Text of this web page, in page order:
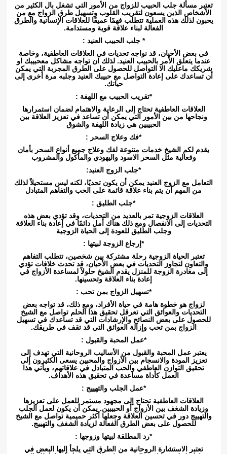
تعتبر مسألة جلب الحبيب للزواج من الأمور التي تشغل بال الكثير من
الأشخاص الذين يسعون لتقريب القلوب وتسهيل طرق الزواج مع من
يحبون لذلك هذه العملية تتطلب فهمًا عميقًا للعلاقات الإنسانية والطرق
الفعالة لبناء علاقة قوية ومستدامة.
* جلب الحبيب العنيد :
في بعض الأحيان، قد نواجه تحديات في العلاقات العاطفية، وخاصة
عندما يتعلق الأمر بالحبيب العنيد. لذلك ان تواجه مشاكل معحبيبك او
شريكك ماعليك الا التواصل للحصول على الطرق المجربة التي يمكن
أن تساعدك على إعادة التواصل مع حبيبك العنيد وجلبه مرة أخرى إلى
حياتك.
*تقريب الحبيب مع اللهفة :
العلاقات العاطفية تحتاج إلى الرعاية والاهتمام لضمان استمرارها
ونجاحها من بين الأمور التي يمكن أن تساعد في تعزيز العلاقة بين
الحبيبين هي زيادة اللهفة والشوق
*فك وعلاج السحر :
يقدم لكم الشيخ خدمات متنوعة لفك وعلاج جميع أنواع السحر بأمان
وفعالية مثل السحر الاسود واليهودي والمأكول والمشروب
*جلب الزوج العنيد:
التعامل مع الزوج العنيد يمكن أن يكون تحديًا، لكنه ليس مستحيلاً لذلك
من المهم أن يتم بناء علاقة قائمة على الحب والتفاهم المتبادل
*جلب الطليق :
العلاقات الزوجية تمر بالعديد من التحديات، وقد تؤدي بعض هذه
التحديات إلى الانفصال ومع ذلك هناك أمل دائمًا في إعادة بناء العلاقة
وجلب الطليق للعودة إلى الحياة الزوجية
*إرجاع الزوجة لبيتها :
تعتبر الحياة الزوجية رحلة مشتركة بين شخصين، تتطلب التفاهم
والتعاون لتجاوز التحديات في بعض الأحيان، قد تحدث خلافات تؤدي
إلى مغادرة الزوجة للمنزل يقدم الشيخ حلولاً لمساعدة الأزواج في
إعادة بناء العلاقة وتحسينها.
*تسهيل الزواج بمن تحب :
لزواج هو خطوة هامة في حياة الأفراد، ومع ذلك، قد تواجه بعض
التحديات والعوائق التي تعرقل تحقيق هذا الحلم تواصل مع الشيخ
للحصول على بعض النصائح والإرشادات التي قد تساعدك في تسهيل
الزواج بمن تحب وإزالة العوائق التي قد تقف في طريقك.
*عمل المحبة والقبول :
يعتبر عمل المحبة والقبول من الأساليب الروحانية التي تهدف إلى
تعزيز المودة والانسجام بين الأزواج والمحبين يسعى الكثيرون إلى
تحقيق التوازن العاطفي والحب المتبادل في علاقاتهم، ويأتي هذا
العمل كأداة مساعدة في تحقيق هذه الأهداف.
*عمل الجلب والتهييج :
العلاقات العاطفية تحتاج إلى مجهود مستمر للعمل على تعزيزها
وزيادة الشغف بين الأزواج أو الحبيبين. يمكن أن يكون لعمل الجلب
والتهييج دور في تحسين العلاقة وجعلها أكثر حميمية تواصل مع الشيخ
للحصول على بعض الطرق الفعالة لزيادة الشغف والتهييج.
*رد المطلقة لبيتها وزوجها :
تعتبر الاستشارة الروحانية من الطرق التي يلجأ إليها البعض في